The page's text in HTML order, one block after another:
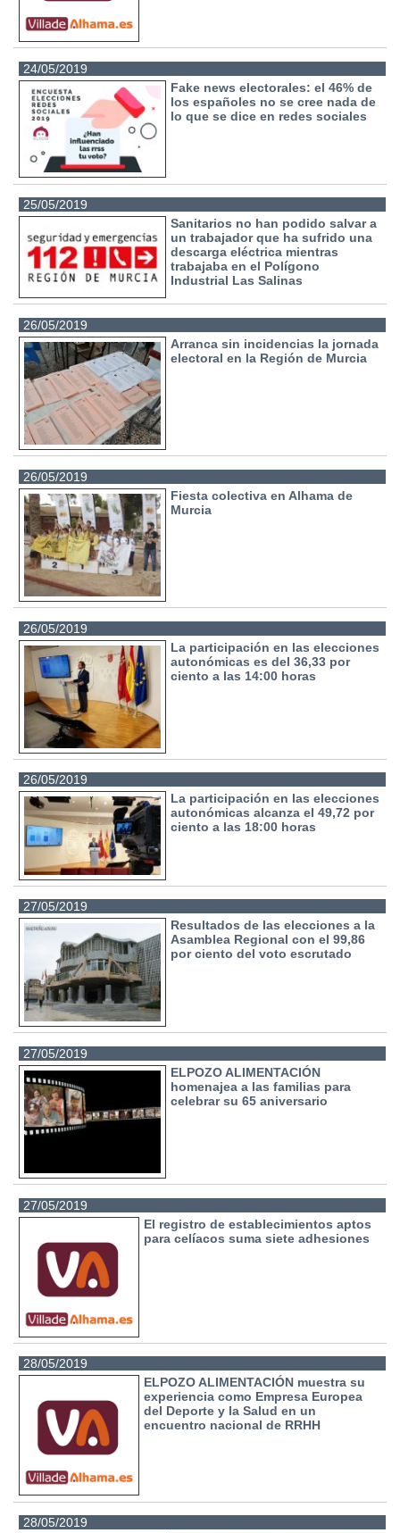
24/05/2019
Fake news electorales: el 46% de
los españoles no se cree nada de
lo que se dice en redes sociales
25/05/2019
Sanitarios no han podido salvar a
un trabajador que ha sufrido una
descarga eléctrica mientras
trabajaba en el Polígono
Industrial Las Salinas
26/05/2019
Arranca sin incidencias la jornada
electoral en la Región de Murcia
26/05/2019
Fiesta colectiva en Alhama de
Murcia
26/05/2019
La participación en las elecciones
autonómicas es del 36,33 por
ciento a las 14:00 horas
26/05/2019
La participación en las elecciones
autonómicas alcanza el 49,72 por
ciento a las 18:00 horas
27/05/2019
Resultados de las elecciones a la
Asamblea Regional con el 99,86
por ciento del voto escrutado
27/05/2019
ELPOZO ALIMENTACIÓN
homenajea a las familias para
celebrar su 65 aniversario
27/05/2019
El registro de establecimientos aptos
para celíacos suma siete adhesiones
28/05/2019
ELPOZO ALIMENTACIÓN muestra su
experiencia como Empresa Europea
del Deporte y la Salud en un
encuentro nacional de RRHH
28/05/2019